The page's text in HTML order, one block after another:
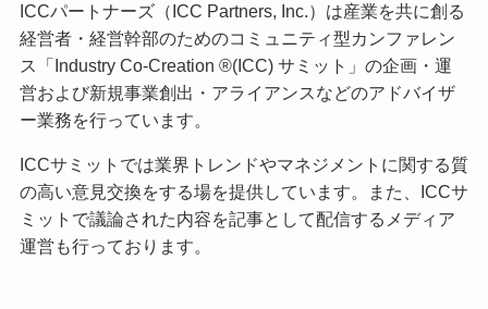
ICCパートナーズ（ICC Partners, Inc.）は産業を共に創る
経営者・経営幹部のためのコミュニティ型カンファレン
ス「Industry Co-Creation ®(ICC) サミット」の企画・運
営および新規事業創出・アライアンスなどのアドバイザ
ー業務を行っています。
ICCサミットでは業界トレンドやマネジメントに関する質
の高い意見交換をする場を提供しています。また、ICCサ
ミットで議論された内容を記事として配信するメディア
運営も行っております。